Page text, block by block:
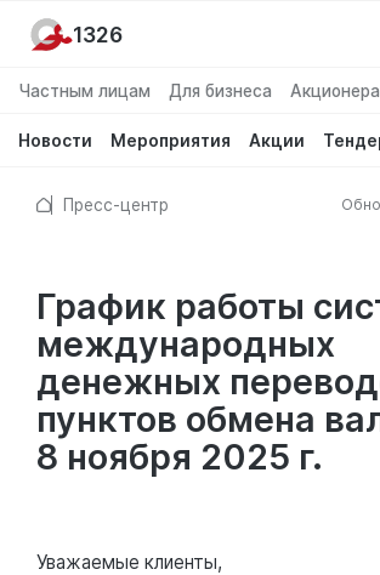
Частным лицам Для бизнеса
Новости Мероприятия Акции
1326
Пресс-центр
График работы
международных
денежных
пунктов обмена
8 ноября 2025 г.
Уважаемые клиенты,